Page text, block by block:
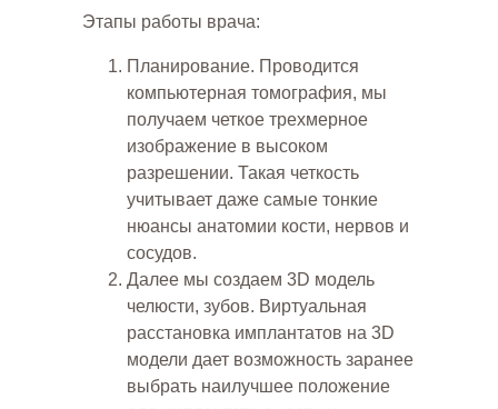
Этапы работы врача:
Планирование. Проводится
компьютерная томография, мы
получаем четкое трехмерное
изображение в высоком
разрешении. Такая четкость
учитывает даже самые тонкие
нюансы анатомии кости, нервов и
сосудов.
Далее мы создаем 3D модель
челюсти, зубов. Виртуальная
расстановка имплантатов на 3D
модели дает возможность заранее
выбрать наилучшее положение
"Процедура была проведена
профессиональным и заботливым
врачом, который объяснил мне каждый
шаг и ответил на все мои вопросы."
Изготовили протез с учетом
индивидуальных
эстетических предпочтений.
Восстановили